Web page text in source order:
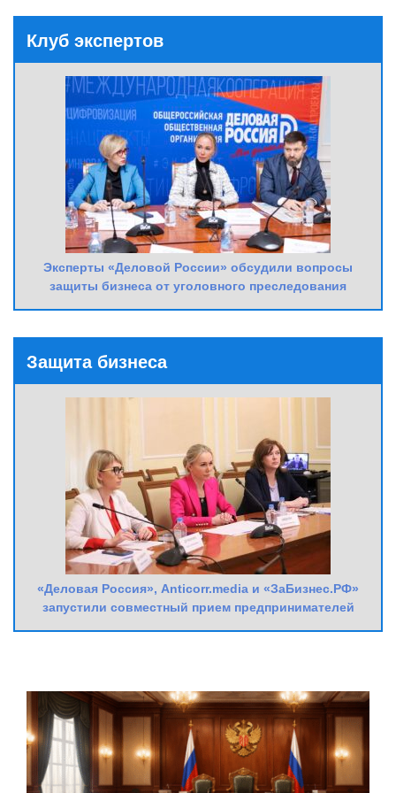
Клуб экспертов
Эксперты «Деловой России» обсудили вопросы
защиты бизнеса от уголовного преследования
Защита бизнеса
«Деловая Россия», Anticorr.media и «ЗаБизнес.РФ»
запустили совместный прием предпринимателей